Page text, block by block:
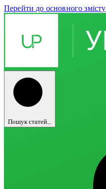
Перейти до основного змісту
Пошук статей...